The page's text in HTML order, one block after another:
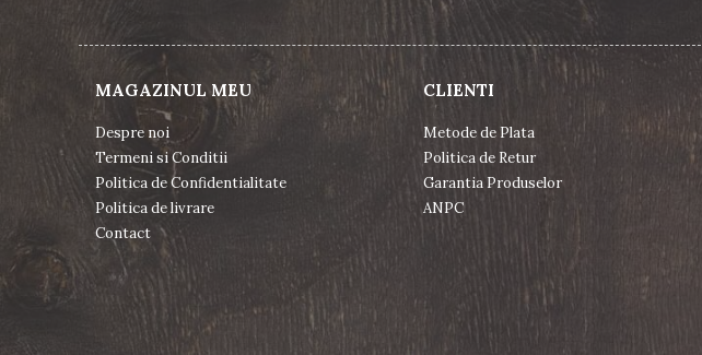
MAGAZINUL MEU
Despre noi
Termeni si Conditii
Politica de Confidentialitate
Politica de livrare
Contact
CLIENTI
Metode de Plata
Politica de Retur
Garantia Produselor
ANPC